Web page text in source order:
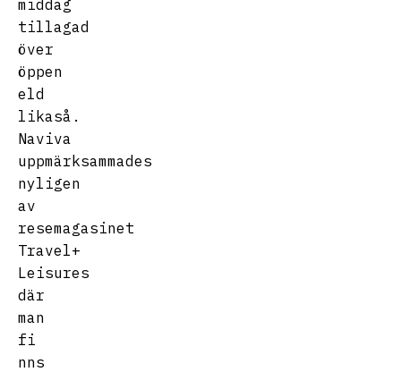
middag
tillagad
över
öppen
eld
likaså.
Naviva
uppmärksammades
nyligen
av
resemagasinet
Travel+
Leisures
där
man
fi
nns